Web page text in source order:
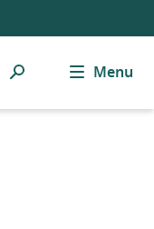
Szukaj Menu